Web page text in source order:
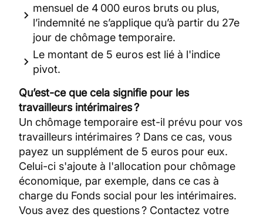
mensuel de 4 000 euros bruts ou plus,
l’indemnité ne s’applique qu’à partir du 27e
jour de chômage temporaire.
Le montant de 5 euros est lié à l'indice
pivot.
Qu’est-ce que cela signifie pour les
travailleurs intérimaires ?
Un chômage temporaire est-il prévu pour vos
travailleurs intérimaires ? Dans ce cas, vous
payez un supplément de 5 euros pour eux.
Celui-ci s'ajoute à l'allocation pour chômage
économique, par exemple, dans ce cas à
charge du Fonds social pour les intérimaires.
Vous avez des questions ? Contactez votre